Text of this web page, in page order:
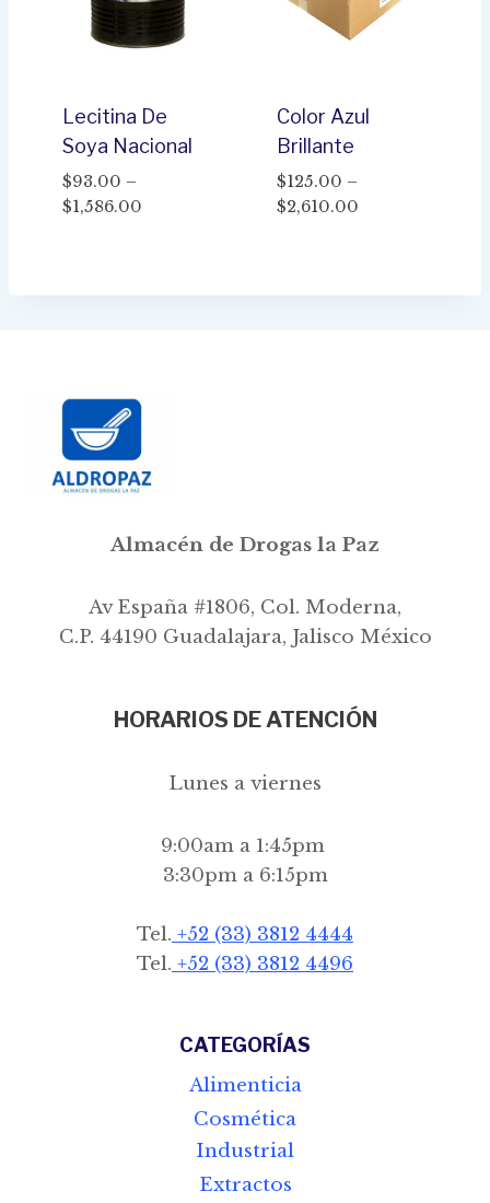
Lecitina De
Soya Nacional
$93.00 –
$1,586.00Price
Color Azul
Brillante
$125.00 –
$2,610.00Price
Almacén de Drogas la Paz
Av España #1806, Col. Moderna,
C.P. 44190 Guadalajara, Jalisco México
HORARIOS DE ATENCIÓN
Lunes a viernes
9:00am a 1:45pm
3:30pm a 6:15pm
Tel. +52 (33) 3812 4444
Tel. +52 (33) 3812 4496
CATEGORÍAS
Alimenticia
Cosmética
Industrial
Extractos